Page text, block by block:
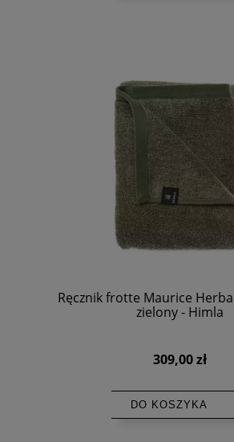
Ręcznik frotte Maurice
zielony - Himla
309,00 zł
DO KOSZYKA